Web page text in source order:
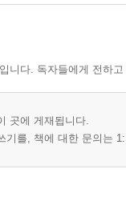
니다. 독자들에게 전하
곳에 게재됩니다.
기를, 책에 대한 문의는